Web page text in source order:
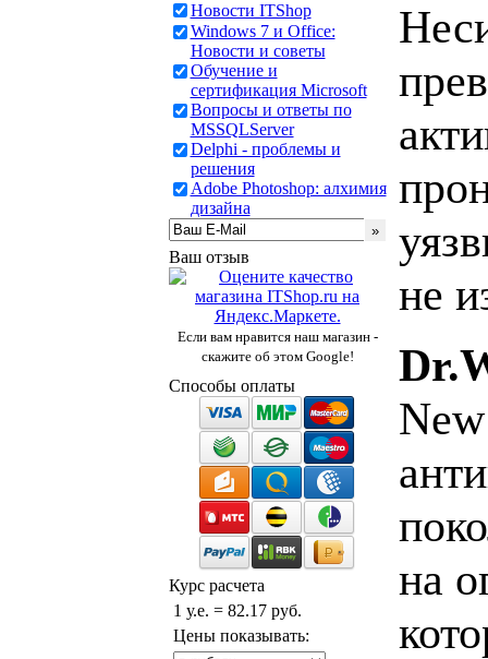
Новости ITShop
Windows 7 и Office:
Новости и советы
Обучение и
сертификация Microsoft
Вопросы и ответы по
MSSQLServer
Delphi - проблемы и
решения
Adobe Photoshop: алхимия
дизайна
Ваш отзыв
Если вам нравится наш магазин -
скажите об этом Google!
Способы оплаты
Курс расчета
1 у.е. = 82.17 руб.
Цены показывать:
не
на